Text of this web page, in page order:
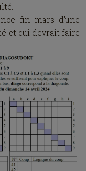
fin mars d’une
et qui devrait faire